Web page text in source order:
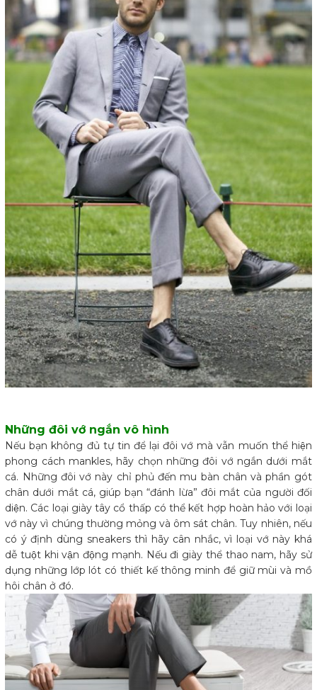
Những đôi vớ ngắn vô hình
Nếu bạn không đủ tự tin để lại đôi vớ mà vẫn muốn thể hiện
phong cách mankles, hãy chọn những đôi vớ ngắn dưới mắt
cá. Những đôi vớ này chỉ phủ đến mu bàn chân và phần gót
chân dưới mắt cá, giúp bạn “đánh lừa” đôi mắt của người đối
diện. Các loại giày tây cổ thấp có thể kết hợp hoàn hảo với loại
vớ này vì chúng thường mỏng và ôm sát chân. Tuy nhiên, nếu
có ý định dùng sneakers thì hãy cân nhắc, vì loại vớ này khá
dễ tuột khi vận động mạnh. Nếu đi giày thể thao nam, hãy sử
dụng những lớp lót có thiết kế thông minh để giữ mùi và mồ
hôi chân ở đó.